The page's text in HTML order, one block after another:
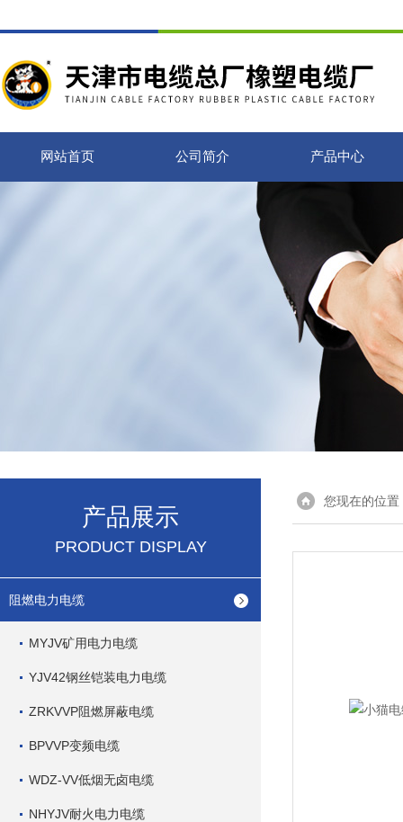
网站首页 公司简介 产品中心
产品展示
PRODUCT DISPLAY
阻燃电力电缆
MYJV矿用电力电缆
YJV42钢丝铠装电力电缆
ZRKVVP阻燃屏蔽电缆
BPVVP变频电缆
WDZ-VV低烟无卤电缆
NHYJV耐火电力电缆
您现在的位置